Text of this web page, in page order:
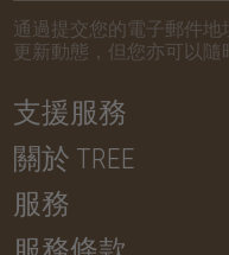
通過提交您的電子郵件
更新動態，但您亦可以隨
支援服務
關於 TREE
服務